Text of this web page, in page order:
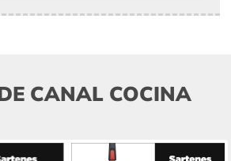
CANAL COCINA